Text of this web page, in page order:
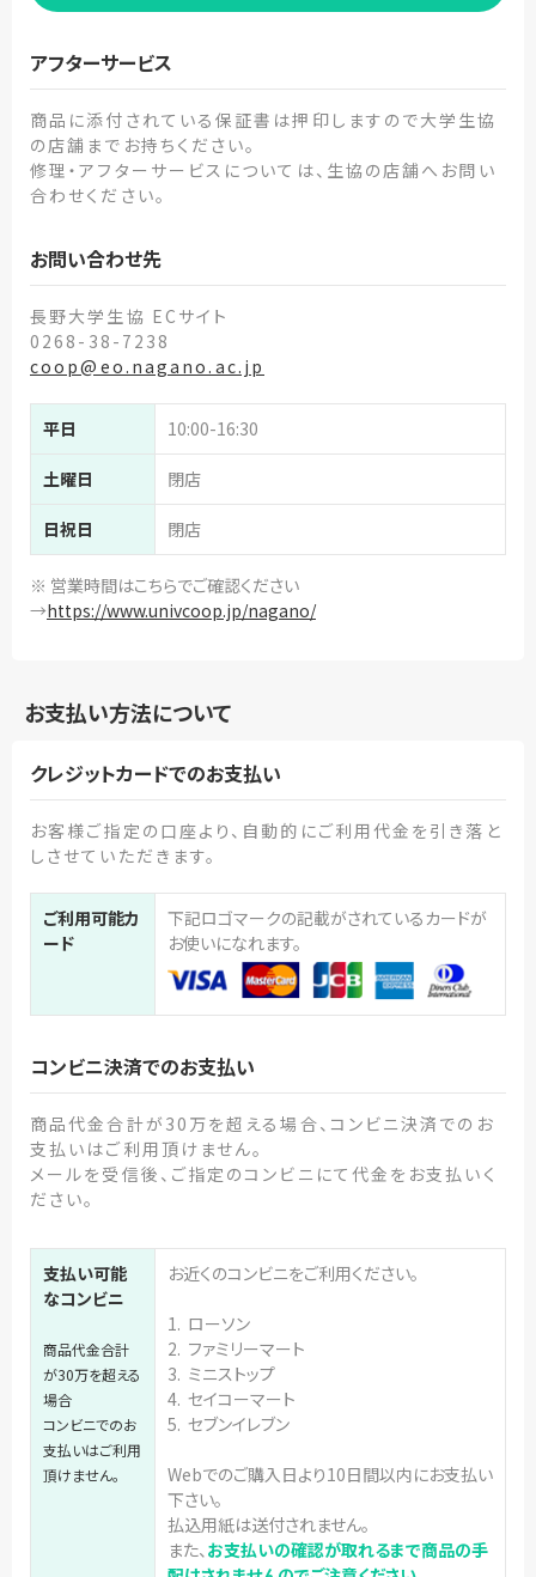
アフターサービス
商品に添付されている保証書は押印しますので大学生協
の店舗までお持ちください。
修理・アフターサービスについては、生協の店舗へお問い
合わせください。
お問い合わせ先
長野大学生協 ECサイト
0268-38-7238
coop@eo.nagano.ac.jp
平日 10:00-16:30
土曜日 閉店
日祝日 閉店
※ 営業時間はこちらでご確認ください
→https://www.univcoop.jp/nagano/
お支払い方法について
クレジットカードでのお支払い
お客様ご指定の口座より、自動的にご利用代金を引き落と
しさせていただきます。
ご利用可能カ
ード
下記ロゴマークの記載がされているカードが
お使いになれます。
コンビニ決済でのお支払い
商品代金合計が30万を超える場合、コンビニ決済でのお
支払いはご利用頂けません。
メールを受信後、ご指定のコンビニにて代金をお支払いく
ださい。
支払い可能
なコンビニ
商品代金合計
が30万を超える
場合
コンビニでのお
支払いはご利用
頂けません。
お近くのコンビニをご利用ください。
1. ローソン
2. ファミリーマート
3. ミニストップ
4. セイコーマート
5. セブンイレブン
Webでのご購入日より10日間以内にお支払い
下さい。
払込用紙は送付されません。
また、お支払いの確認が取れるまで商品の手